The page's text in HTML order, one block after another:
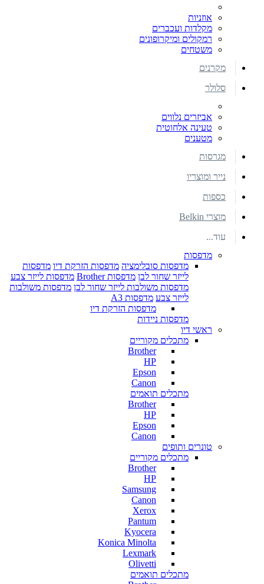
אוזניות
מקלדות ועכברים
רמקולים ומיקרופונים
משטחים
מקרנים
סלולר
אביזרים נלווים
טעינה אלחוטית
מטענים
מגרסות
נייר ומוצריו
כספות
מוצרי Belkin
עוד...
מדפסות
מדפסות סובלימציה מדפסות הזרקת דיו מדפסות
לייזר שחור לבן מדפסות Brother
מדפסות לייזר צבע
מדפסות משולבות לייזר שחור לבן מדפסות משולבות
לייזר צבע מדפסות A3
מדפסות הזרקת דיו
מדפסות ניידות
ראשי דיו
מתכלים מקוריים
Brother
HP
Epson
Canon
מתכלים תואמים
Brother
HP
Epson
Canon
טונרים ותופים
מתכלים מקוריים
Brother
HP
Samsung
Canon
Xerox
Pantum
Kyocera
Konica Minolta
Lexmark
Olivetti
מתכלים תואמים